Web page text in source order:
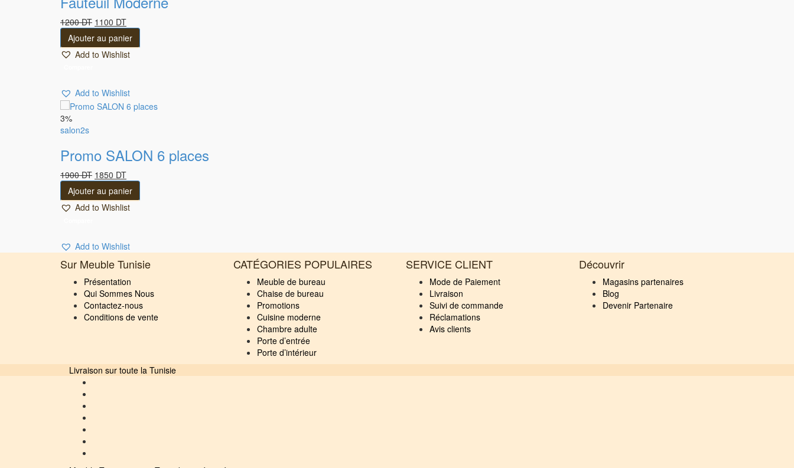
1200DT Le
initial
était :
1100 DTLe
prix
actuel
est :
Ajouter au panier
Add to Wishlist
Add to Wishlist
3%
salon2s
Promo SALON 6 places
1900DT Le
initial
était :
1850 DTLe
prix
actuel
est :
Ajouter au panier
Add to Wishlist
Add to Wishlist
Sur Meuble Tunisie
Présentation
Qui Sommes Nous
Contactez-nous
Conditions de vente
CATÉGORIES POPULAIRES
Meuble de bureau
Chaise de bureau
Promotions
Cuisine moderne
Chambre adulte
Porte d’entrée
Porte d’intérieur
SERVICE CLIENT
Mode de Paiement
Livraison
Suivi de commande
Réclamations
Avis clients
Découvrir
Magasins partenaires
Blog
Devenir Partenaire
Livraison sur toute la Tunisie